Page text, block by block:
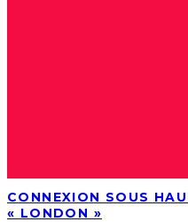
CONNEXION SOUS
« LONDON »